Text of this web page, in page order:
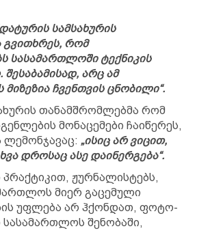
სამსახურის
რომ
სასამართლოში ტექნიკის
არც ამ
ჩვენთვის ცნობილი“.
თანამშრომლებმა რომ
მონაცემები ჩაიწერეს,
ლემონჯავაც: „ისიც არ ვიცით,
დროსაც ასე დაინერგება“.
ჟურნალისტებს,
მიერ გაცემული
უფლება არ ჰქონდათ, ფოტო-
შენობაში,